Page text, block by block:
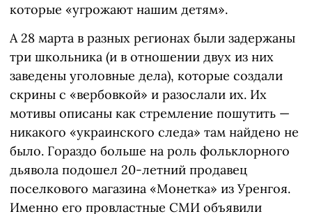
которые «угрожают нашим детям».
А 28 марта в разных регионах были задержаны
три школьника (и в отношении двух из них
заведены уголовные дела), которые создали
скрины с «вербовкой» и разослали их. Их
мотивы описаны как стремление пошутить —
никакого «украинского следа» там найдено не
было. Гораздо больше на роль фольклорного
дьявола подошел 20-летний продавец
поселкового магазина «Монетка» из Уренгоя.
Именно его провластные СМИ объявили